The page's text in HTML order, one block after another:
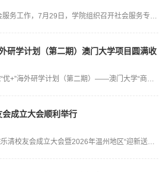
为深入推进社会服务工作，7月29日，学院组织召开社会服务专项工作会议。学院全体领导班子成员出席会议，党院办、教务部、学工部、人力部、科技部、社会合作部、资产管理部以及各二级教学单位主要负责人参加。会议由学院院长、党委副书记童志锋主持。会上，社会合作部、教务部、学工部、科技部、创业学院依次汇报了上半年学院社会服务工作各项目标任务完成情况及下半年工作安排。二级教学单位先后汇报了各自社会服务工作的推进成...
研学计划（第二期）澳门大学项目圆满收
7月25日，学院“优+”海外研学计划（第二期）——澳门大学“商务沟通与领导力”研学项目圆满收官。本期项目遴选17名优秀学生赴澳门大学开展为期七天的沉浸式访学，指导教师全程随行带队。研修期间，同学们深度参与全英文国际化课堂，在澳门大学资深教授、行业实务专家的授课指导下系统研习商务沟通、综合领导力核心课程，切实夯实专业功底，有效锤炼跨文化交流综合能力。澳门大学持续进修中心主任、工商管理学院市场学教授、校...
成立大会顺利举行
7月26日，学院乐清校友会成立大会暨2026年温州地区“迎新送新”座谈会在温州乐清隆重举行。学院纪委书记方咏、校友会执行会长伏晓红，工商管理学院、校友办相关负责人，温州地区校友代表、2026届温州籍毕业生代表、2026级温州新生及家长50余人共聚一堂，共同见证这一重要时刻。方咏对大会的召开表示祝贺，对致力于筹备乐清校友会成立工作和支持母校发展与建设的校友们表示衷心的感谢。她指出，乐清是“温州模式”的重要发源地，...